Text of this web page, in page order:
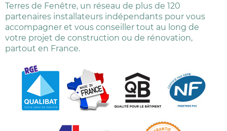
Terres de Fenêtre, un réseau de plus de 120
partenaires installateurs indépendants pour vous
accompagner et vous conseiller tout au long de
votre projet de construction ou de rénovation,
partout en France.